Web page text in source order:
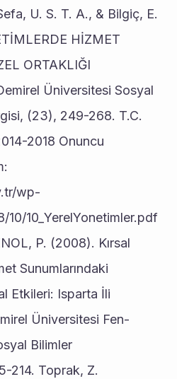
U. S. T. A., & Bilgiç, E.
HİZMET
ORTAKLIĞI
Üniversitesi Sosyal
(23), 249-268. T.C.
2018 Onuncu
wp-
10_YerelYonetimler.pdf
P. (2008). Kırsal
Sunumlarındaki
Etkileri: Isparta İli
Üniversitesi Fen-
Bilimler
214. Toprak, Z.